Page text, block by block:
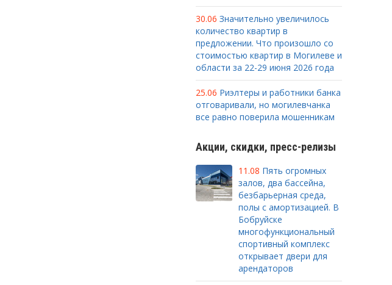
30.06 Значительно увеличилось
количество квартир в
предложении. Что произошло со
стоимостью квартир в Могилеве и
области за 22-29 июня 2026 года
25.06 Риэлтеры и работники банка
отговаривали, но могилевчанка
все равно поверила мошенникам
Акции, скидки, пресс-релизы
11.08 Пять огромных
залов, два бассейна,
безбарьерная среда,
полы с амортизацией. В
Бобруйске
многофункциональный
спортивный комплекс
открывает двери для
арендаторов